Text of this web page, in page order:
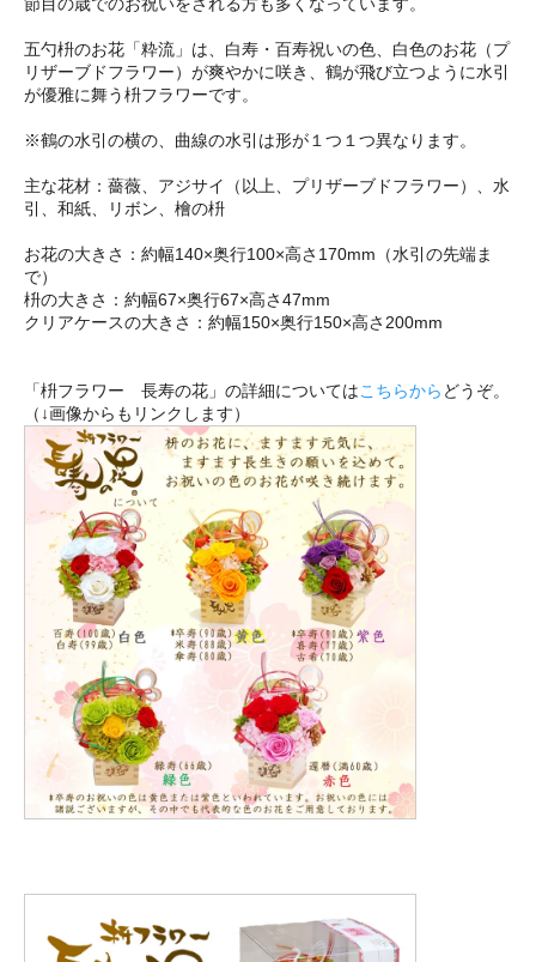
節目の歳でのお祝いをされる方も多くなっています。
五勺枡のお花「粋流」は、白寿・百寿祝いの色、白色のお花（プ
リザーブドフラワー）が爽やかに咲き、鶴が飛び立つように水引
が優雅に舞う枡フラワーです。
※鶴の水引の横の、曲線の水引は形が１つ１つ異なります。
主な花材：薔薇、アジサイ（以上、プリザーブドフラワー）、水
引、和紙、リボン、檜の枡
お花の大きさ：約幅140×奥行100×高さ170mm（水引の先端ま
で）
枡の大きさ：約幅67×奥行67×高さ47mm
クリアケースの大きさ：約幅150×奥行150×高さ200mm
「枡フラワー 長寿の花」の詳細についてはこちらから どうぞ。
（↓画像からもリンクします）